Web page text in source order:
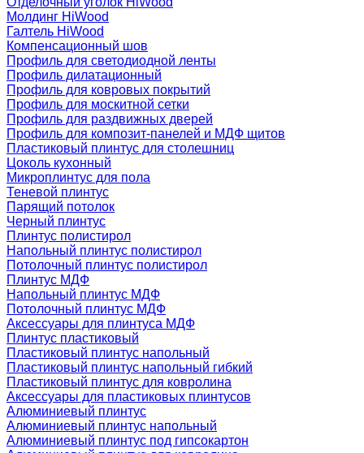
Молдинг HiWood
Галтель HiWood
Компенсационный шов
Профиль для светодиодной ленты
Профиль дилатационный
Профиль для ковровых покрытий
Профиль для москитной сетки
Профиль для раздвижных дверей
Профиль для композит-панелей и МДФ щитов
Пластиковый плинтус для столешниц
Цоколь кухонный
Микроплинтус для пола
Теневой плинтус
Парящий потолок
Черный плинтус
Плинтус полистирол
Напольный плинтус полистирол
Потолочный плинтус полистирол
Плинтус МДФ
Напольный плинтус МДФ
Потолочный плинтус МДФ
Аксессуары для плинтуса МДФ
Плинтус пластиковый
Пластиковый плинтус напольный
Пластиковый плинтус напольный гибкий
Пластиковый плинтус для ковролина
Аксессуары для пластиковых плинтусов
Алюминиевый плинтус
Алюминиевый плинтус напольный
Алюминиевый плинтус под гипсокартон